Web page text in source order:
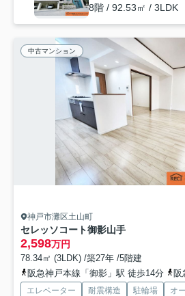
8階 / 92.53㎡ / 3LDK
中古マンション
神戸市灘区土山町
セレッソコート御影山手
2,598万円
78.34㎡ (3LDK) /築27年 /5階建
阪急神戸本線「御影」駅 徒歩14分
阪
エレベーター 耐震構造 駐輪場
オ